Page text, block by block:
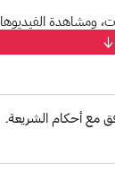
ومشاهدة
احتياجاتك
تطبيق زين.
على مدار الساعة.